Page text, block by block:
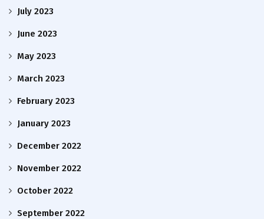
July 2023
June 2023
May 2023
March 2023
February 2023
January 2023
December 2022
November 2022
October 2022
September 2022